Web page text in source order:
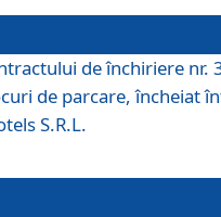
de închiriere nr.
de parcare, încheiat
S.R.L.